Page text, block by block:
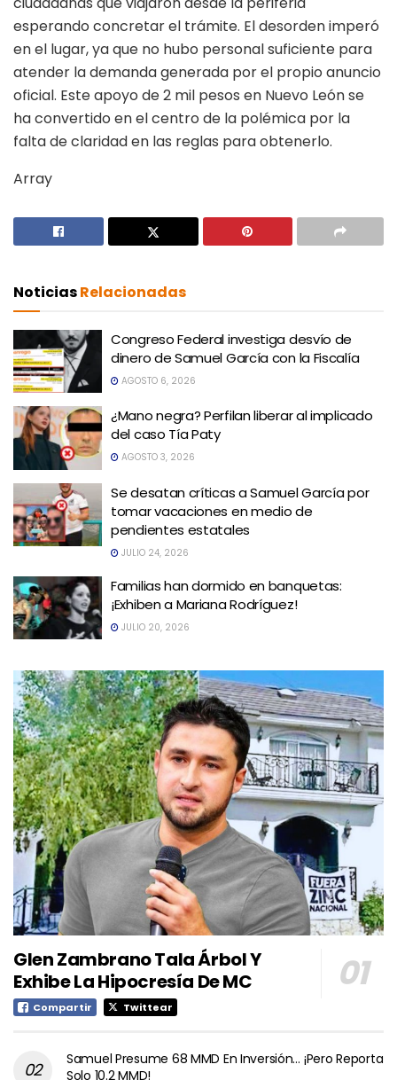
esperando concretar el trámite. El desorden imperó
en el lugar, ya que no hubo personal suficiente para
atender la demanda generada por el propio anuncio
oficial. Este apoyo de 2 mil pesos en Nuevo León se
ha convertido en el centro de la polémica por la
falta de claridad en las reglas para obtenerlo.
Array
NoticiasRelacionadas
Congreso Federal investiga desvío de
dinero de Samuel García con la Fiscalía
AGOSTO 6, 2026
¿Mano negra? Perfilan liberar al implicado
del caso Tía Paty
AGOSTO 3, 2026
Se desatan críticas a Samuel García por
tomar vacaciones en medio de
pendientes estatales
JULIO 24, 2026
Familias han dormido en banquetas:
¡Exhiben a Mariana Rodríguez!
JULIO 20, 2026
Glen Zambrano Tala Árbol Y
Exhibe La Hipocresía De MC
Compartir Twittear
Samuel Presume 68 MMD En Inversión… ¡Pero Reporta
Solo 10.2 MMD!